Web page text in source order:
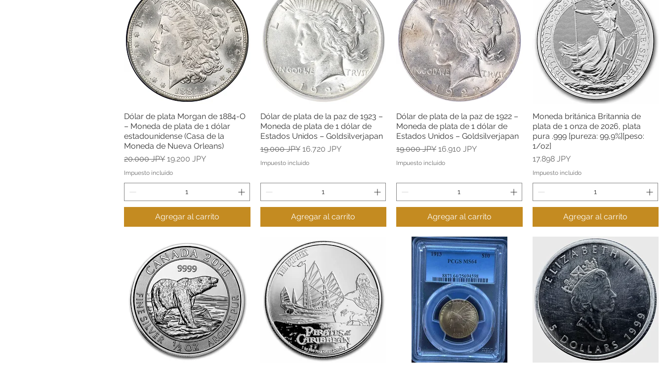
Vista rápida
Dólar de plata Morgan de 1884-O
– Moneda de plata de 1 dólar
estadounidense (Casa de la
Moneda de Nueva Orleans)
Precio
20.000 JPY Precio de oferta
19.200 JPY
Impuesto incluido
Agregar al carrito
Vista rápida
Dólar de plata de la paz de 1923 –
Moneda de plata de 1 dólar de
Estados Unidos – Goldsilverjapan
Precio
19.000 JPY Precio de oferta
16.720 JPY
Impuesto incluido
Agregar al carrito
Vista rápida
Dólar de plata de la paz de 1922 –
Moneda de plata de 1 dólar de
Estados Unidos – Goldsilverjapan
Precio
19.000 JPY Precio de oferta
16.910 JPY
Impuesto incluido
Agregar al carrito
Vista rápida
Moneda británica Britannia de
plata de 1 onza de 2026, plata
pura .999 [pureza: 99,9%][peso:
1/oz]
Precio
17.898 JPY
Impuesto incluido
Agregar al carrito